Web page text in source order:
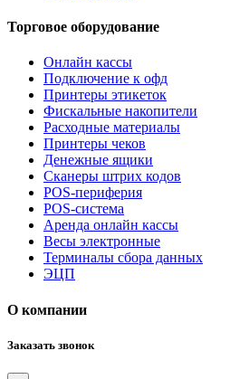
Торговое оборудование
Онлайн кассы
Подключение к офд
Принтеры этикеток
Фискальные накопители
Расходные материалы
Принтеры чеков
Денежные ящики
Сканеры штрих кодов
POS-периферия
POS-система
Аренда онлайн кассы
Весы электронные
Терминалы сбора данных
ЭЦП
О компании
Заказать звонок